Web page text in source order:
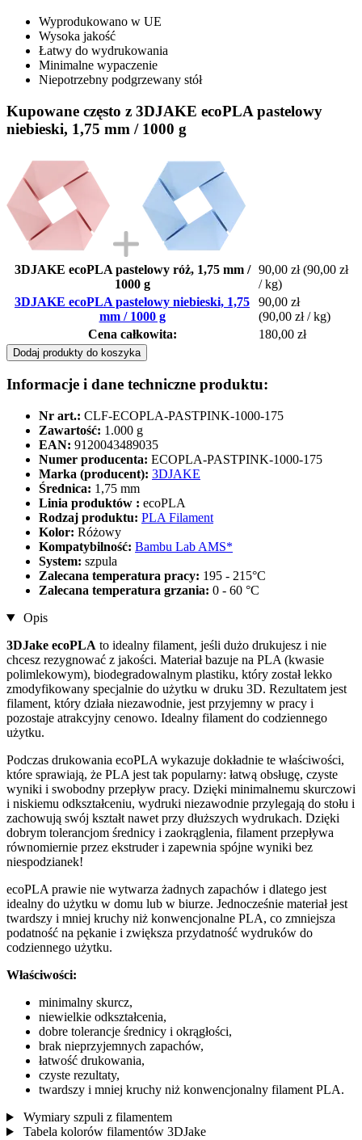
Wyprodukowano w UE
Wysoka jakość
Łatwy do wydrukowania
Minimalne wypaczenie
Niepotrzebny podgrzewany stół
Kupowane często z 3DJAKE ecoPLA pastelowy
niebieski, 1,75 mm / 1000 g
3DJAKE ecoPLA pastelowy róż, 1,75 mm /
1000 g
90,00 zł (90,00 zł
/ kg)
3DJAKE ecoPLA pastelowy niebieski, 1,75
mm / 1000 g
90,00 zł
(90,00 zł / kg)
Cena całkowita:
180,00 zł
Dodaj produkty do koszyka
Informacje i dane techniczne produktu:
Nr art.: CLF-ECOPLA-PASTPINK-1000-175
Zawartość: 1.000 g
EAN: 9120043489035
Numer producenta: ECOPLA-PASTPINK-1000-175
Marka (producent): 3DJAKE
Średnica: 1,75 mm
Linia produktów : ecoPLA
Rodzaj produktu: PLA Filament
Kolor: Różowy
Kompatybilność: Bambu Lab AMS*
System: szpula
Zalecana temperatura pracy: 195 - 215°C
Zalecana temperatura grzania: 0 - 60 °C
Opis
3DJake ecoPLA to idealny filament, jeśli dużo drukujesz i nie
chcesz rezygnować z jakości. Materiał bazuje na PLA (kwasie
polimlekowym), biodegradowalnym plastiku, który został lekko
zmodyfikowany specjalnie do użytku w druku 3D. Rezultatem jest
filament, który działa niezawodnie, jest przyjemny w pracy i
pozostaje atrakcyjny cenowo. Idealny filament do codziennego
użytku.
Podczas drukowania ecoPLA wykazuje dokładnie te właściwości,
które sprawiają, że PLA jest tak popularny: łatwą obsługę, czyste
wyniki i swobodny przepływ pracy. Dzięki minimalnemu skurczowi
i niskiemu odkształceniu, wydruki niezawodnie przylegają do stołu i
zachowują swój kształt nawet przy dłuższych wydrukach. Dzięki
dobrym tolerancjom średnicy i zaokrąglenia, filament przepływa
równomiernie przez ekstruder i zapewnia spójne wyniki bez
niespodzianek!
ecoPLA prawie nie wytwarza żadnych zapachów i dlatego jest
idealny do użytku w domu lub w biurze. Jednocześnie materiał jest
twardszy i mniej kruchy niż konwencjonalne PLA, co zmniejsza
podatność na pękanie i zwiększa przydatność wydruków do
codziennego użytku.
Właściwości:
minimalny skurcz,
niewielkie odkształcenia,
dobre tolerancje średnicy i okrągłości,
brak nieprzyjemnych zapachów,
łatwość drukowania,
czyste rezultaty,
twardszy i mniej kruchy niż konwencjonalny filament PLA.
Wymiary szpuli z filamentem
Tabela kolorów filamentów 3DJake